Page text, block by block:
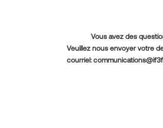
Vous avez des
Veuillez nous envoyer votre
courriel: